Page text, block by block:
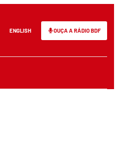
ENGLISH OUÇA A RÁDIO BDF